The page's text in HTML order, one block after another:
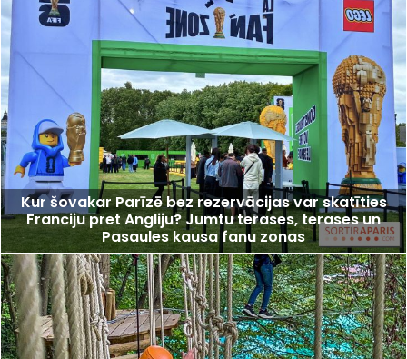
Kur šovakar Parīzē bez rezervācijas var skatīties
Franciju pret Angliju? Jumtu terases, terases un
Pasaules kausa fanu zonas